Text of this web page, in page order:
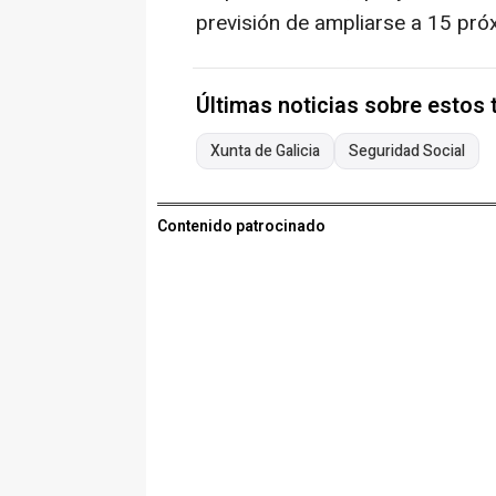
previsión de ampliarse a 15
Últimas noticias sobre estos
Xunta de Galicia Seguridad Social
Contenido patrocinado